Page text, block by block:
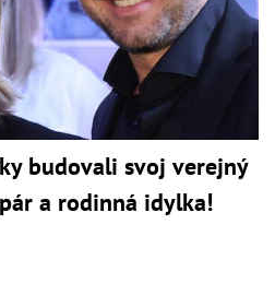
budovali svoj verejný
a rodinná idylka!